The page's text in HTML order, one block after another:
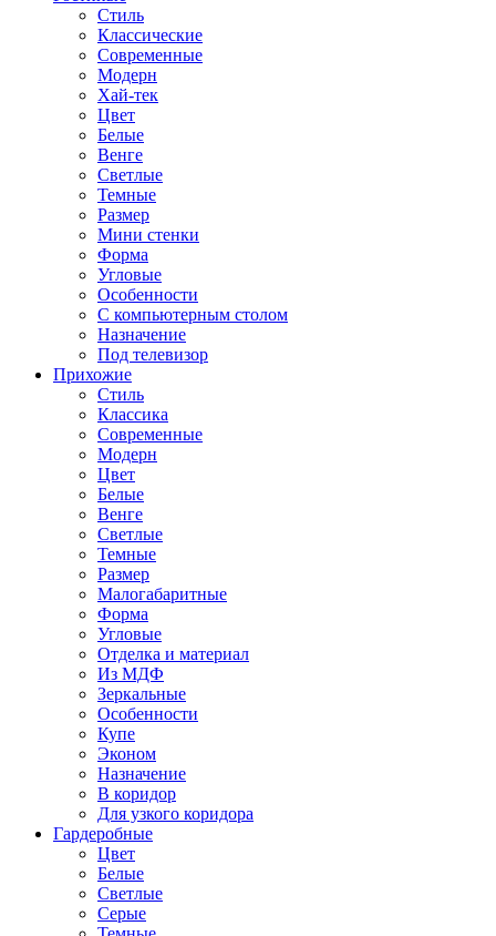
Стиль
Классические
Современные
Модерн
Хай-тек
Цвет
Белые
Венге
Светлые
Темные
Размер
Мини стенки
Форма
Угловые
Особенности
С компьютерным столом
Назначение
Под телевизор
Прихожие
Стиль
Классика
Современные
Модерн
Цвет
Белые
Венге
Светлые
Темные
Размер
Малогабаритные
Форма
Угловые
Отделка и материал
Из МДФ
Зеркальные
Особенности
Купе
Эконом
Назначение
В коридор
Для узкого коридора
Гардеробные
Цвет
Белые
Светлые
Серые